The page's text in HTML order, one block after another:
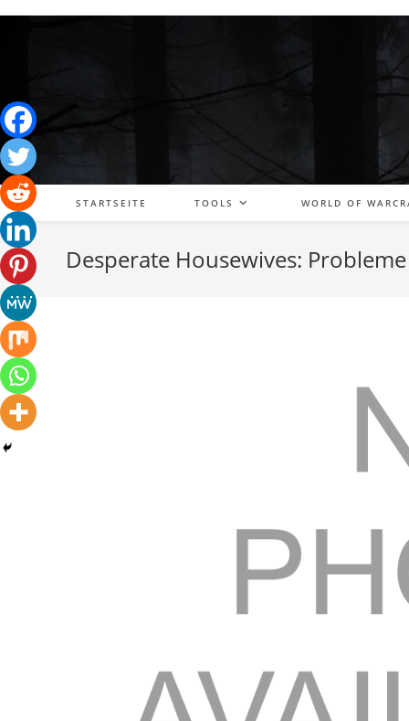
STARTSEITE TOOLS WORLD OF
Desperate Housewives: